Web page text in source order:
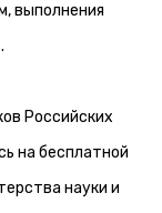
выполнения
Российских
на бесплатной
науки и